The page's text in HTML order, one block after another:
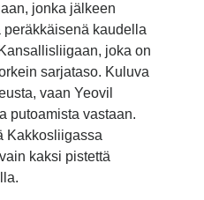
jonka jälkeen
kaudella
joka on
sarjataso. Kuluva
vaan Yeovil
putoamista vastaan.
Kakkosliigassa
kaksi pistettä